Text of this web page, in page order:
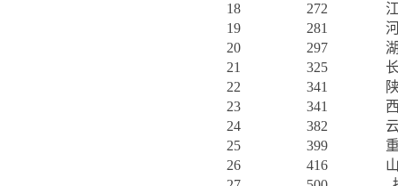
18
272
19
281
20
297
21
325
22
341
23
341
24
382
25
399
26
416